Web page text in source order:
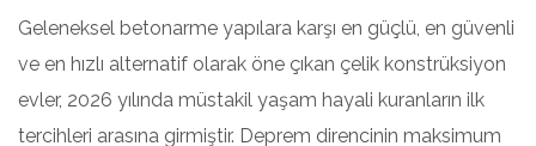
Geleneksel betonarme yapılara karşı en güçlü, en güvenli
ve en hızlı alternatif olarak öne çıkan çelik konstrüksiyon
evler, 2026 yılında müstakil yaşam hayali kuranların ilk
tercihleri arasına girmiştir. Deprem direncinin maksimum